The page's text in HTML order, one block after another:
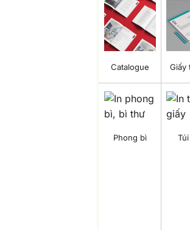
Catalogue Giấy
Phong bì